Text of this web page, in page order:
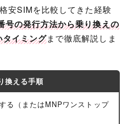
安SIMを比較してきた経験
号の発行方法から乗り換えの
イミングまで徹底解説しま
換える手順
る（またはMNPワンストップ